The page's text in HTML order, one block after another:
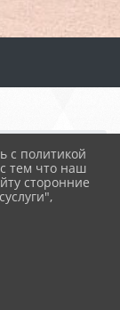
И ОТПУСК
с политикой
тем что наш
сторонние